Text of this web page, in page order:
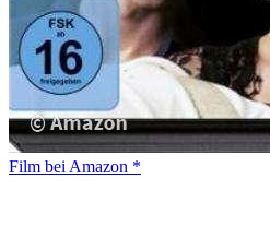
Film bei Amazon *